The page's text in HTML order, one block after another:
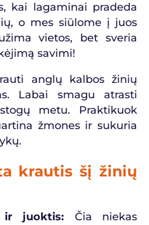
kai lagaminai pradeda
o mes siūlome į juos
vietos, bet sveria
savimi!
anglų kalbos žinių
Labai smagu atrasti
metu. Praktikuok
žmones ir sukuria
krautis šį žinių
ir juoktis: Čia niekas